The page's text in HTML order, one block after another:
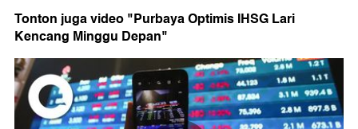
Tonton juga video "Purbaya Optimis IHSG Lari
Kencang Minggu Depan"